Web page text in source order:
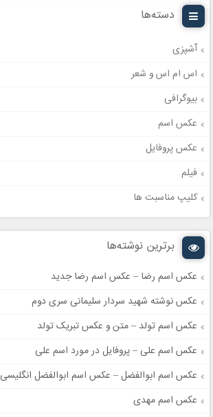
دسته‌ها
آشپزی
اس ام اس و شعر
بیوگرافی
عکس اسم
عکس پروفایل
فیلم
کلیپ مناسبت ها
برترین نوشته‌ها
عکس اسم رضا – عکس اسم رضا جدید
عکس نوشته شهید سردار سلیمانی سری دوم
عکس اسم تولد – متن و عکس تبریک تولد
عکس اسم علی – پروفایل در مورد اسم علی
عکس اسم ابوالفضل – عکس اسم ابوالفضل انگلیسی
عکس اسم مهدی